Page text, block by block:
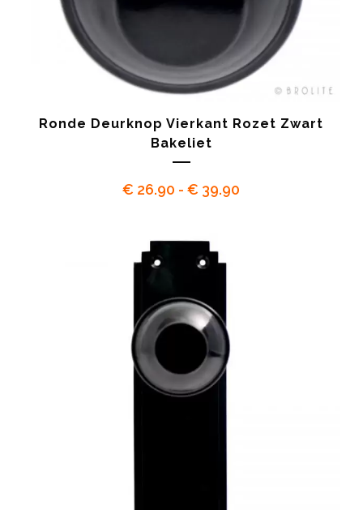
Ronde Deurknop Vierkant Rozet Zwart
Bakeliet
€ 26.90 - € 39.90